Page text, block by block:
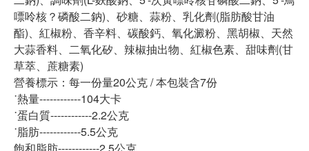
嘌呤核？磷酸二鈉)、砂糖、蒜粉、乳化劑(脂肪酸甘油
酯)、紅椒粉、香辛料、碳酸鈣、氧化澱粉、黑胡椒、天然
大蒜香料、二氧化矽、辣椒抽出物、紅椒色素、甜味劑(甘
草萃、蔗糖素)
營養標示：每一份量20公克 / 本包裝含7份
˙熱量------------104大卡
˙蛋白質------------2.2公克
˙脂肪------------5.5公克
飽和脂肪------------2.5公克